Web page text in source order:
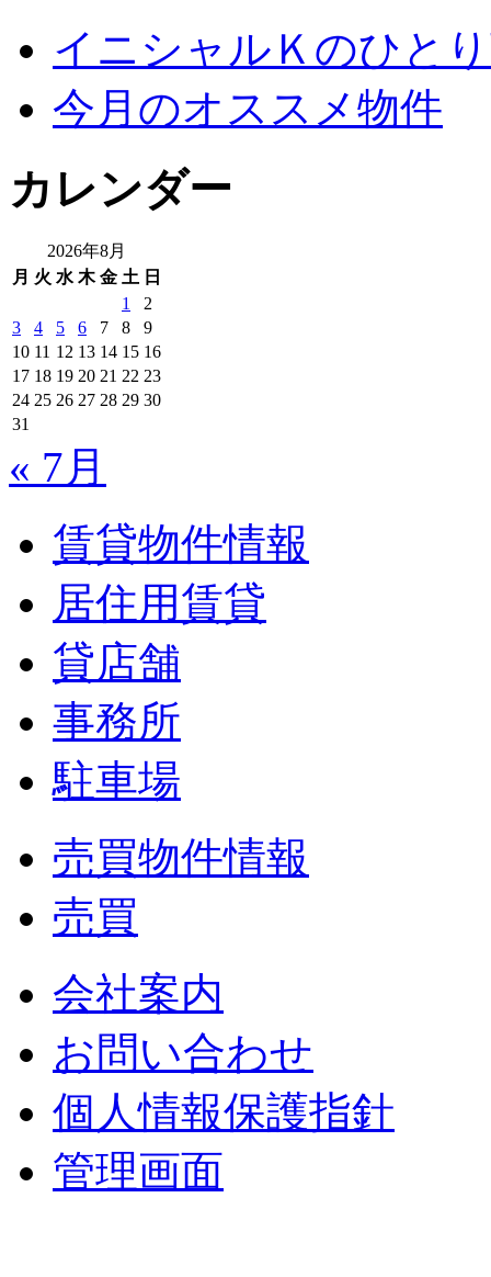
イニシャルＫのひと
今月のオススメ物件
カレンダー
2026年8月
月 火 水 木 金 土 日
1
2
3
4 5 6 7 8
9
10 11 12 13 14 15 16
17 18 19 20 21 22 23
24 25 26 27 28 29 30
31
« 7月
賃貸物件情報
居住用賃貸
貸店舗
事務所
駐車場
売買物件情報
売買
会社案内
お問い合わせ
個人情報保護指針
管理画面